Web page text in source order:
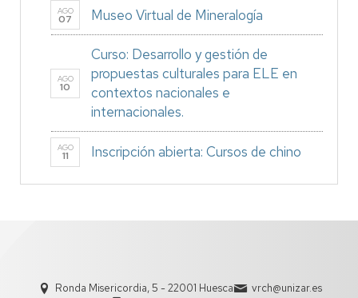
AGO
07 Museo Virtual de Mineralogía
AGO
10
Curso: Desarrollo y gestión de
propuestas culturales para ELE en
contextos nacionales e
internacionales.
AGO
11 Inscripción abierta: Cursos de chino
Ronda Misericordia, 5 - 22001 Huesca
vrch@unizar.es